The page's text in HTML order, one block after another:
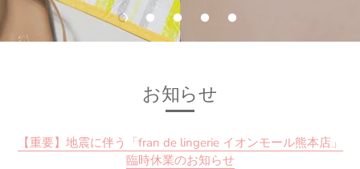
お知らせ
【重要】地震に伴う「fran de lingerie イオンモール熊本店」
臨時休業のお知らせ